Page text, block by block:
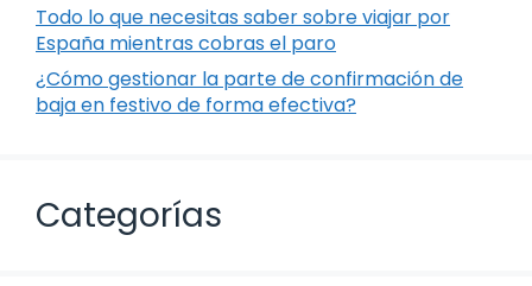
Todo lo que necesitas saber sobre viajar por
España mientras cobras el paro
¿Cómo gestionar la parte de confirmación de
baja en festivo de forma efectiva?
Categorías